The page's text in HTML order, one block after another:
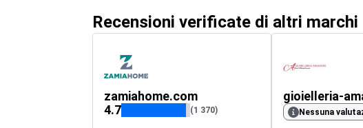
Recensioni verificate di altri marchi
zamiahome.com
4.7
(1 370)
gioielleria-
Nessuna